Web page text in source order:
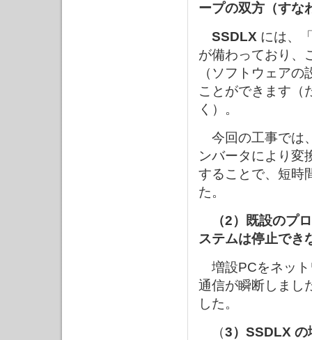
ープの双方（すな
SSDLX には、
が備わっており、
（ソフトウェア
ことができます（
く）。
今回の工事では
ンバータにより変
することで、短時
た。
（2）既設のプ
ステムは停止でき
増設PCをネット
通信が瞬断しまし
した。
（3）SSDLX の